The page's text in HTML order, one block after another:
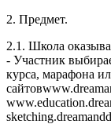
2. Предмет.
2.1. Школа
- Участник
курса, марафона